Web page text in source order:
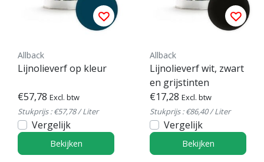
Allback
Lijnolieverf op kleur
€57,78 Excl. btw
Stukprijs : €57,78 / Liter
Vergelijk
Bekijken
Allback
Lijnolieverf wit, zwart
en grijstinten
€17,28 Excl. btw
Stukprijs : €86,40 / Liter
Vergelijk
Bekijken